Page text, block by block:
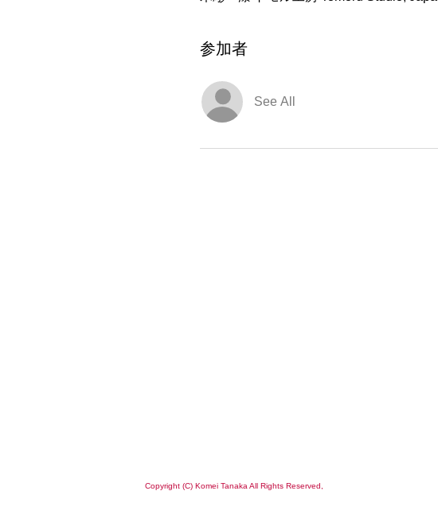
参加者
See All
Copyright (C) Komei Tanaka All Rights Reserved,